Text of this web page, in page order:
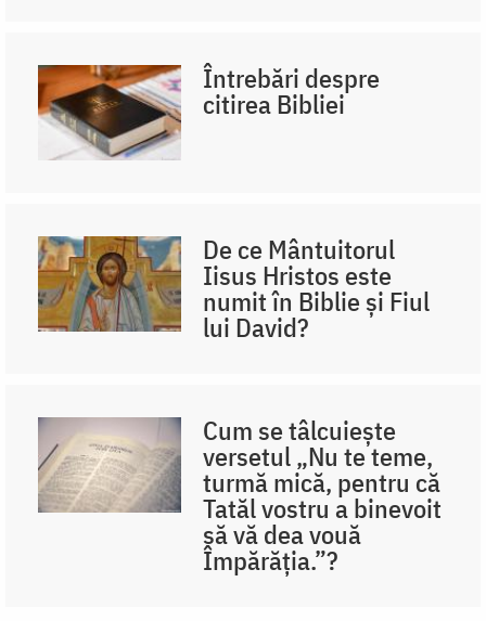
Întrebări despre
citirea Bibliei
De ce Mântuitorul
Iisus Hristos este
numit în Biblie și Fiul
lui David?
Cum se tâlcuiește
versetul „Nu te teme,
turmă mică, pentru că
Tatăl vostru a binevoit
să vă dea vouă
Împărăţia.”?